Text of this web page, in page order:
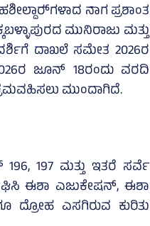
ನಾಗ ಪ್ರಶಾಂತ
ಮುನಿರಾಜು ಮತ್ತು
ದಾಖಲೆ ಸಮೇತ 2026ರ
ಜೂನ್‌ 18ರಂದು ವರದಿ
ಮುಂದಾಗಿದೆ.
197 ಮತ್ತು ಇತರೆ ಸರ್ವೆ
ಈಶಾ ಎಜುಕೇಷನ್‌, ಈಶಾ
ದ್ರೋಹ ಎಸಗಿರುವ ಕುರಿತು